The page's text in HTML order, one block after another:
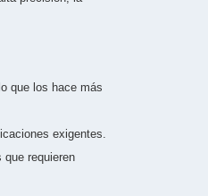
que los hace más
exigentes.
requieren